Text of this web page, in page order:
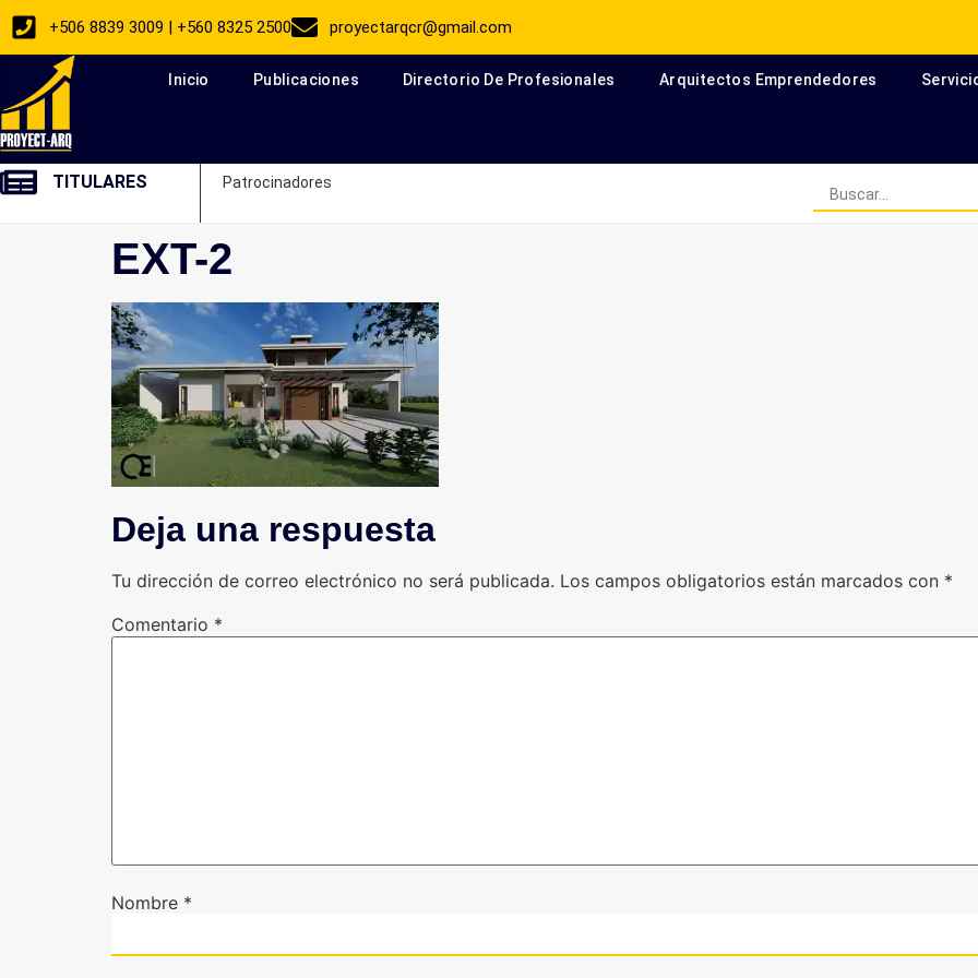
+506 8839 3009 | +560 8325 2500 proyectarqcr@gmail.com
Inicio Publicaciones Directorio De Profesionales Arquitectos Emprendedores
TITULARES Patrocinadores
EXT-2
Deja una respuesta
Tu dirección de correo electrónico no será publicada. Los campos obligatorios están marcados con *
Comentario *
Nombre *